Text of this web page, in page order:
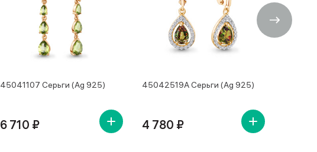
45041107 Серьги (Ag 925)
6 710 ₽
45042519А Серьги (Ag 925)
4 780 ₽